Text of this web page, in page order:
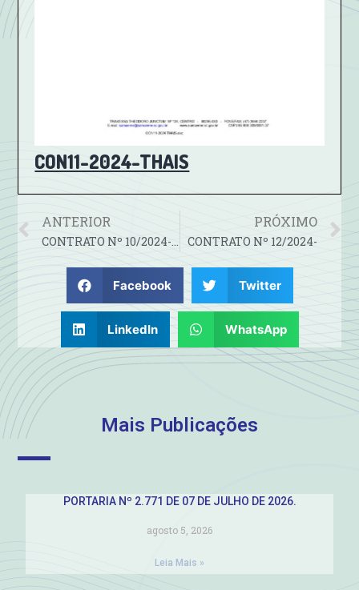
CON11-2024-THAIS
ANTERIOR
CONTRATO Nº 10/2024-FORNECIMENTO DE COMBUSTIVEL
PRÓXIMO
CONTRATO Nº 12/2024-
Facebook Twitter
LinkedIn WhatsApp
Mais Publicações
PORTARIA Nº 2.771 DE 07 DE JULHO DE 2026.
agosto 5, 2026
Leia Mais »